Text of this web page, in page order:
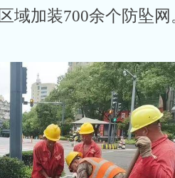
域加装700余个防坠网